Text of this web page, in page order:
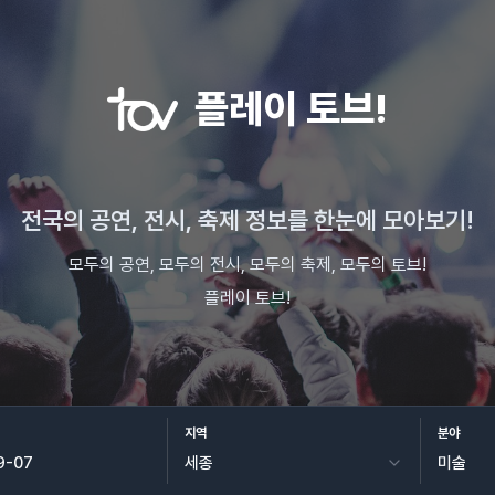
플레이 토브!
전국의 공연, 전시, 축제 정보를 한눈에 모아보기!
모두의 공연, 모두의 전시, 모두의 축제, 모두의 토브!
플레이 토브!
지역 분야